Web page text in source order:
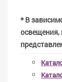
* В
освещения,